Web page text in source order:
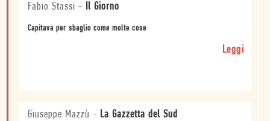
Fabio Stassi - Il Giorno
Capitava per sbaglio come molte cose
Leggi
Giuseppe Mazzù - La Gazzetta del Sud